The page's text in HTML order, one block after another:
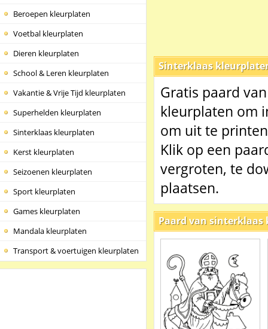
Beroepen kleurplaten
Voetbal kleurplaten
Dieren kleurplaten
School & Leren kleurplaten
Vakantie & Vrije Tijd kleurplaten
Superhelden kleurplaten
Sinterklaas kleurplaten
Kerst kleurplaten
Seizoenen kleurplaten
Sport kleurplaten
Games kleurplaten
Mandala kleurplaten
Transport & voertuigen kleurplaten
Sinterklaas
Gratis paard
kleurplaten om
om uit te
Klik op een
vergroten, te
plaatsen.
Paard van